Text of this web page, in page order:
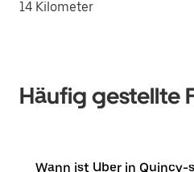
14 Kilometer
Häufig gestellte
Wann ist Uber in Quincy-